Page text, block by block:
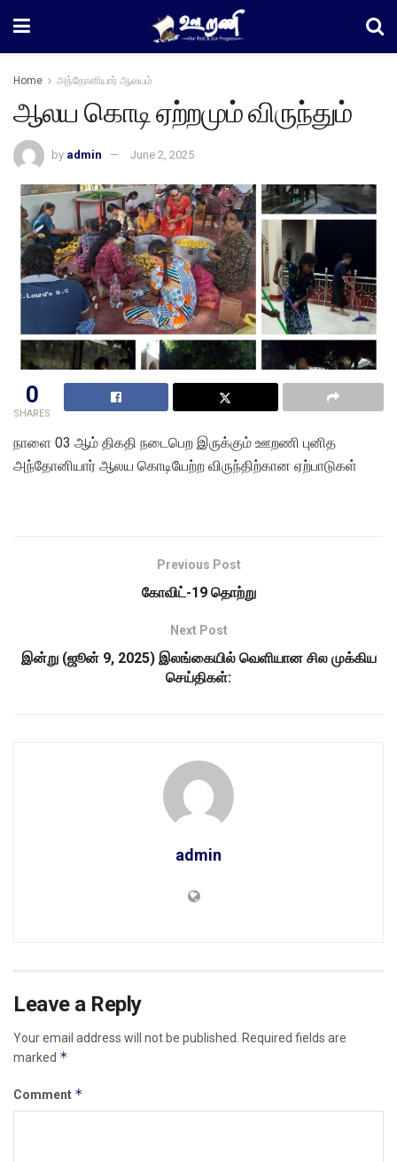
Home அந்தோனியார் ஆலயம்
ஆலய கொடி ஏற்றமும் விருந்தும்
by admin June 2, 2025
0
SHARES
நாளை 03 ஆம் திகதி நடைபெற இருக்கும் ஊறணி புனித
அந்தோனியார் ஆலய கொடியேற்ற விருந்திற்கான ஏற்பாடுகள்
Previous Post
கோவிட்-19 தொற்று
Next Post
இன்று (ஜூன் 9, 2025) இலங்கையில் வெளியான சில முக்கிய
செய்திகள்:
admin
Leave a Reply
Your email address will not be published.
Required fields are
marked *
Comment *